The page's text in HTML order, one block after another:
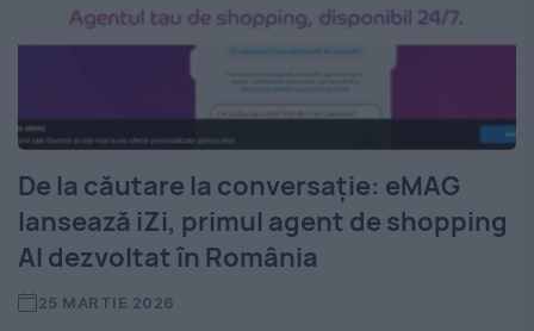
De la căutare la conversație: eMAG
lansează iZi, primul agent de shopping
AI dezvoltat în România
25 MARTIE 2026